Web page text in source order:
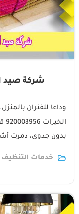
شركة صيد
وداعا للفئران
بدون جدوى، دمرت
واثاث مرورا بزرع
خدمات التنظيف